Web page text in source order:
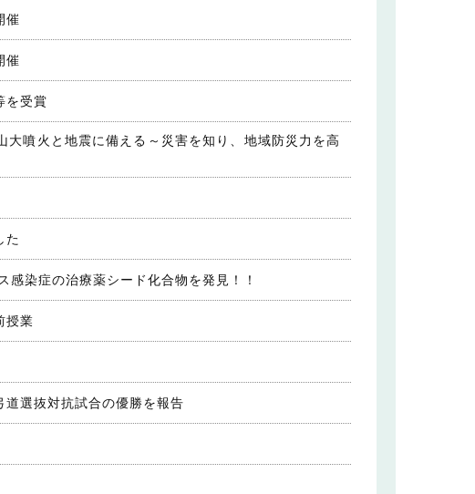
催
催
を受賞
大噴火と地震に備える～災害を知り、地域防災力を高
た
感染症の治療薬シード化合物を発見！！
授業
選抜対抗試合の優勝を報告